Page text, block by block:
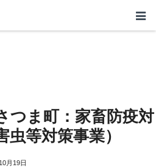
つま町：家畜防疫対
等対策事業）
月19日